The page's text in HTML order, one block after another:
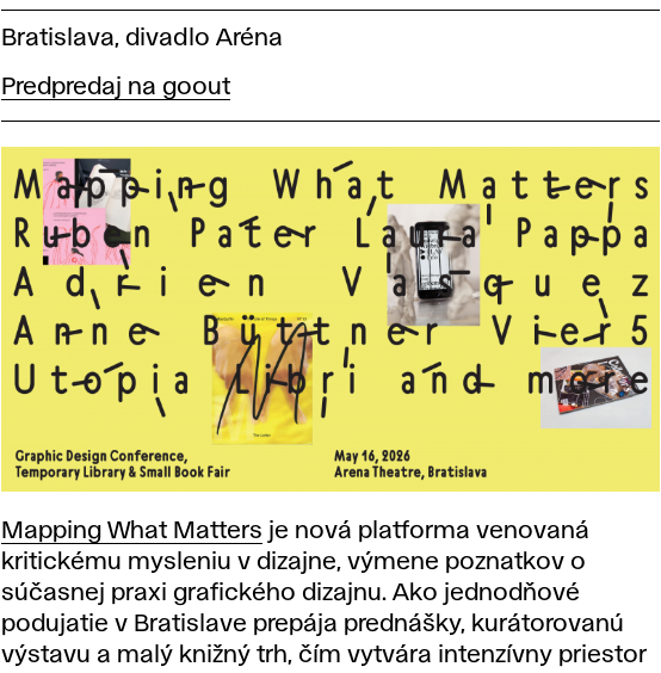
Bratislava, divadlo Aréna
Predpredaj na goout
Mapping What Matters je nová platforma venovaná
kritickému mysleniu v dizajne, výmene poznatkov o
súčasnej praxi grafického dizajnu. Ako jednodňové
podujatie v Bratislave prepája prednášky, kurátorovanú
výstavu a malý knižný trh, čím vytvára intenzívny priestor